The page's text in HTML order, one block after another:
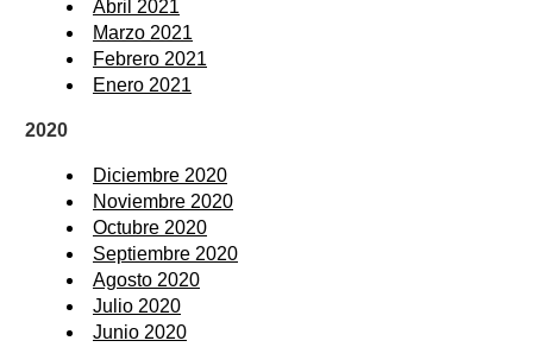
Abril 2021
Marzo 2021
Febrero 2021
Enero 2021
2020
Diciembre 2020
Noviembre 2020
Octubre 2020
Septiembre 2020
Agosto 2020
Julio 2020
Junio 2020